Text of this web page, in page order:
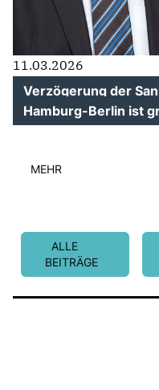
11.03.2026
Verzögerung der
Hamburg-Berlin ist
MEHR
ALLE
BEITRÄGE